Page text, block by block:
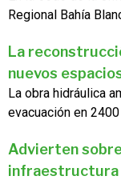
Regional Bahía
La
nuevos
La obra hidráulica
evacuación en
Advierten
infraestructura